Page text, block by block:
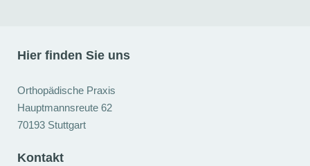
Hier finden Sie uns
Orthopädische Praxis
Hauptmannsreute 62
70193 Stuttgart
Kontakt